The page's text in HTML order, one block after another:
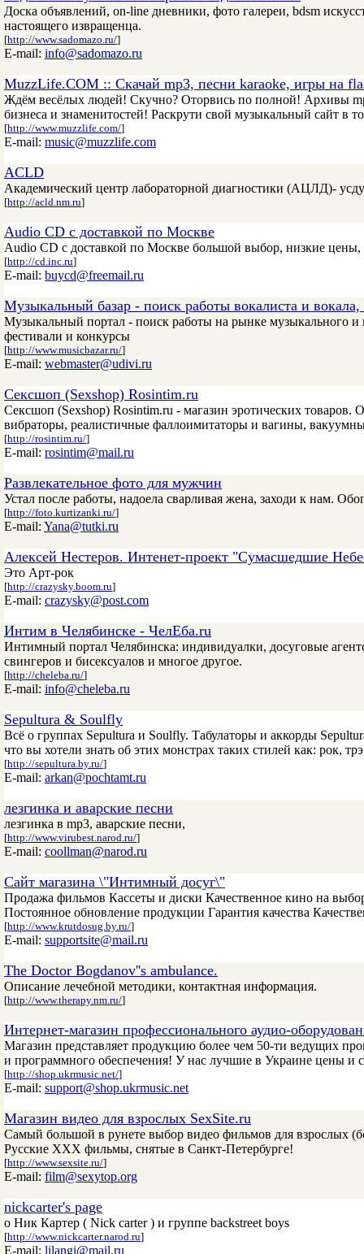
Доска объявлений, on-line дневники, фото галереи, bdsm
настоящего извращенца.
[http://www.sadomazo.ru/]
E-mail: info@sadomazo.ru
MuzzLife.COM :: Скачай mp3, песни karaoke, игры на
Ждём весёлых людей! Скучно? Оторвись по полной! Архивы
бизнеса и знаменитостей! Раскрути свой музыкальный сайт в
[http://www.muzzlife.com/]
E-mail: music@muzzlife.com
ACLD
Академический центр лабораторной диагностики (АЦЛД)-
[http://acld.nm.ru]
Audio CD с доставкой по Москве
Audio CD с доставкой по Москве большой выбор, низкие цены,
[http://cd.inc.ru]
E-mail: buycd@freemail.ru
Музыкальный базар - поиск работы вокалиста и
Музыкальный портал - поиск работы на рынке музыкального и
фестивали и конкурсы
[http://www.musicbazar.ru/]
E-mail: webmaster@udivi.ru
Сексшоп (Sexshop) Rosintim.ru
Сексшоп (Sexshop) Rosintim.ru - магазин эротических
вибраторы, реалистичные фаллоимитаторы и вагины,
[http://rosintim.ru/]
E-mail: rosintim@mail.ru
Развлекательное фото для мужчин
Устал после работы, надоела сварливая жена, заходи к нам.
[http://foto.kurtizanki.ru/]
E-mail: Yana@tutki.ru
Алексей Нестеров. Интенет-проект "Сумасшедшие
Это Арт-рок
[http://crazysky.boom.ru]
E-mail: crazysky@post.com
Интим в Челябинске - ЧелЕба.ru
Интимный портал Челябинска: индивидуалки, досуговые
свингеров и бисексуалов и многое другое.
[http://cheleba.ru/]
E-mail: info@cheleba.ru
Sepultura & Soulfly
Всё о группах Sepultura и Soulfly. Табулаторы и аккорды
что вы хотели знать об этих монстрах таких стилей как: рок,
[http://sepultura.by.ru/]
E-mail: arkan@pochtamt.ru
лезгинка и аварские песни
лезгинка в mp3, аварские песни,
[http://www.virubest.narod.ru/]
E-mail: coollman@narod.ru
Сайт магазина \"Интимный досуг\"
Продажа фильмов Кассеты и диски Качественное кино на
Постоянное обновление продукции Гарантия качества
[http://www.krutdosug.by.ru/]
E-mail: supportsite@mail.ru
The Doctor Bogdanov''s ambulance.
Описание лечебной методики, контактная информация.
[http://www.therapy.nm.ru/]
Интернет-магазин профессионального аудио-
Магазин представляет продукцию более чем 50-ти ведущих
и программного обеспечения! У нас лучшие в Украине цены и
[http://shop.ukrmusic.net/]
E-mail: support@shop.ukrmusic.net
Магазин видео для взрослых SexSite.ru
Самый большой в рунете выбор видео фильмов для взрослых
Русские XXX фильмы, снятые в Санкт-Петербурге!
[http://www.sexsite.ru/]
E-mail: film@sexytop.org
nickcarter's page
о Ник Картер ( Nick carter ) и группе backstreet boys
[http://www.nickcarter.narod.ru]
E-mail: lilangi@mail.ru